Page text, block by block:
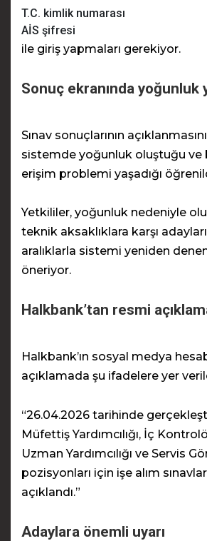
T.C. kimlik numarası
AİS şifresi
ile giriş yapmaları gerekiyor.
Sonuç ekranında yoğunluk
Sınav sonuçlarının
sistemde yoğunluk oluştuğu ve
erişim problemi yaşadığı
Yetkililer, yoğunluk nedeniyle
teknik aksaklıklara karşı
aralıklarla sistemi yeniden
öneriyor.
Halkbank’tan resmi
Halkbank’ın sosyal medya
açıklamada şu ifadelere yer
“26.04.2026 tarihinde
Müfettiş Yardımcılığı, İç
Uzman Yardımcılığı ve Servis
pozisyonları için işe alım
açıklandı.”
Adaylara önemli uyarı